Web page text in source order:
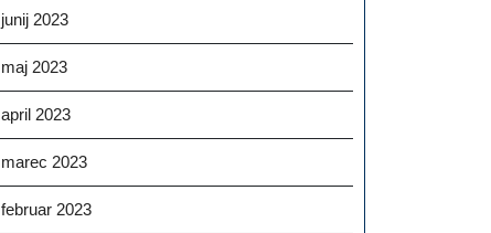
junij 2023
maj 2023
april 2023
marec 2023
februar 2023